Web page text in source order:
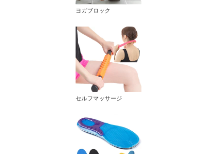
ヨガブロック
セルフマッサージ